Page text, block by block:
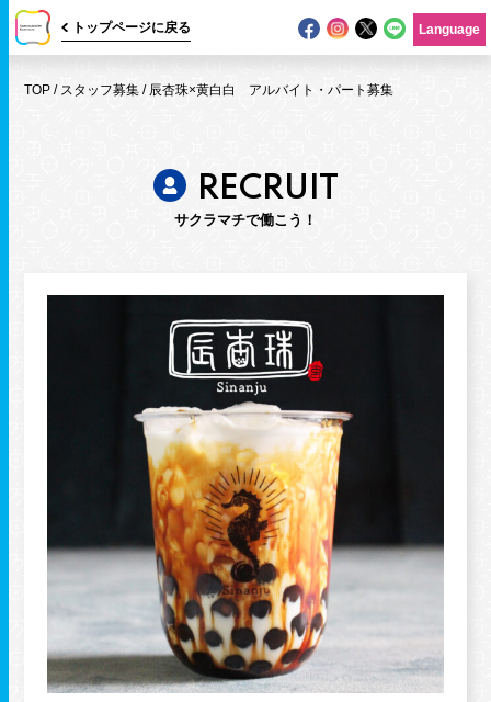
トップページに戻る Language
TOP / スタッフ募集 / 辰杏珠×黄白白 アルバイト・パート募集
RECRUIT
サクラマチで働こう！
ニュース
施設案内・サービス
営業時間・交通情報
関連情報